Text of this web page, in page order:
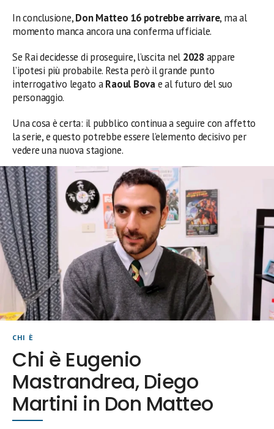
In conclusione,Don Matteo 16 potrebbe arrivare, ma al
momento manca ancora una conferma ufficiale.
Se Rai decidesse di proseguire, l’uscita nel 2028appare
l’ipotesi più probabile. Resta però il grande punto
interrogativo legato aRaoul Bovae al futuro del suo
personaggio.
Una cosa è certa: il pubblico continua a seguire con affetto
la serie, e questo potrebbe essere l’elemento decisivo per
vedere una nuova stagione.
CHI È
Chi è Eugenio
Mastrandrea, Diego
Martini in Don Matteo